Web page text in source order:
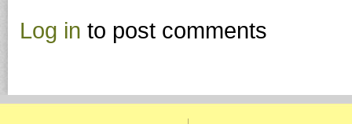
Log in to post comments